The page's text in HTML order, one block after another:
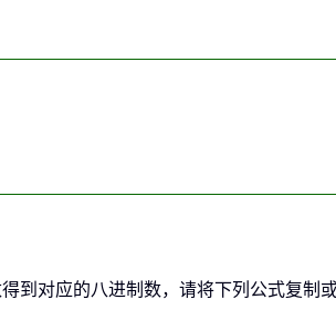
对应的八进制数，请将下列公式复制或